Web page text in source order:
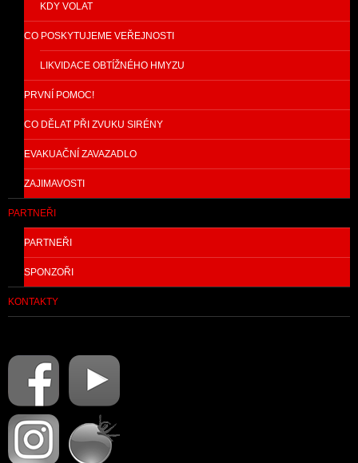
KDY VOLAT
CO POSKYTUJEME VEŘEJNOSTI
LIKVIDACE OBTÍŽNÉHO HMYZU
PRVNÍ POMOC!
CO DĚLAT PŘI ZVUKU SIRÉNY
EVAKUAČNÍ ZAVAZADLO
ZAJIMAVOSTI
PARTNEŘI
PARTNEŘI
SPONZOŘI
KONTAKTY